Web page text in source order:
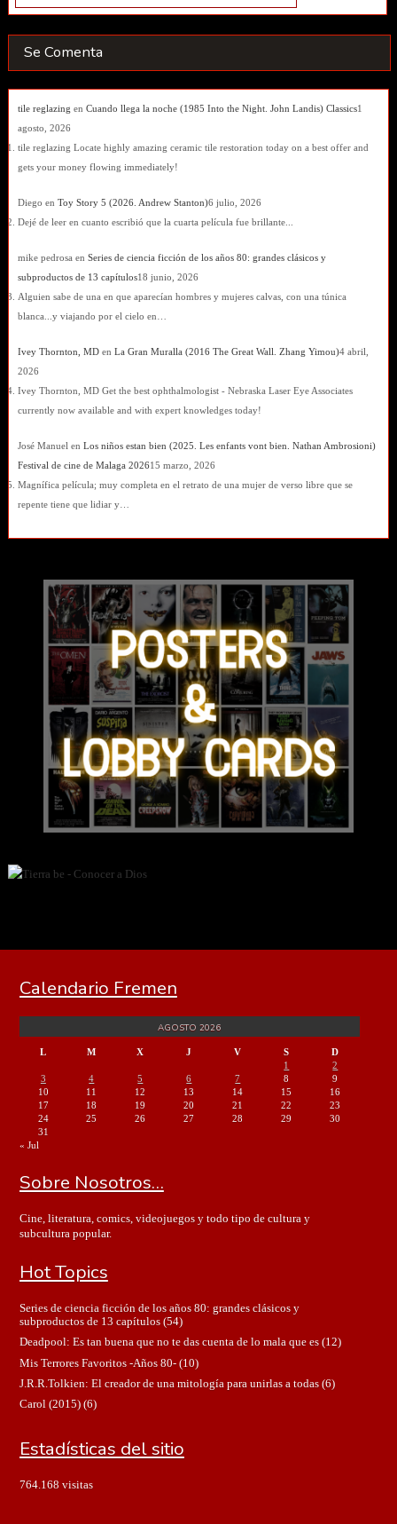
Se Comenta
tile reglazing en Cuando llega la noche (1985 Into the Night. John Landis) Classics1
agosto, 2026
tile reglazing Locate highly amazing ceramic tile restoration today on a best offer and
gets your money flowing immediately!
Diego en Toy Story 5 (2026. Andrew Stanton)6 julio, 2026
Dejé de leer en cuanto escribió que la cuarta película fue brillante...
mike pedrosa en Series de ciencia ficción de los años 80: grandes clásicos y
subproductos de 13 capítulos18 junio, 2026
Alguien sabe de una en que aparecían hombres y mujeres calvas, con una túnica
blanca...y viajando por el cielo en…
Ivey Thornton, MDen La Gran Muralla (2016 The Great Wall. Zhang Yimou)4 abril,
2026
Ivey Thornton, MD Get the best ophthalmologist - Nebraska Laser Eye Associates
currently now available and with expert knowledges today!
José Manuel en Los niños estan bien (2025. Les enfants vont bien. Nathan Ambrosioni)
Festival de cine de Malaga 202615 marzo, 2026
Magnífica película; muy completa en el retrato de una mujer de verso libre que se
repente tiene que lidiar y…
Calendario Fremen
AGOSTO 2026
L M X J V S
D
1
2
3
4 5 6 7 8
9
10
11 12 13 14 15
16
17
18 19 20 21 22
23
24
25 26 27 28 29
30
31
« Jul
Sobre Nosotros…
Cine, literatura, comics, videojuegos y todo tipo de cultura y
subcultura popular.
Hot Topics
Series de ciencia ficción de los años 80: grandes clásicos y
subproductos de 13 capítulos(54)
Deadpool: Es tan buena que no te das cuenta de lo mala que es(12)
Mis Terrores Favoritos -Años 80-(10)
J.R.R.Tolkien: El creador de una mitología para unirlas a todas(6)
Carol (2015)(6)
Estadísticas del sitio
764.168 visitas